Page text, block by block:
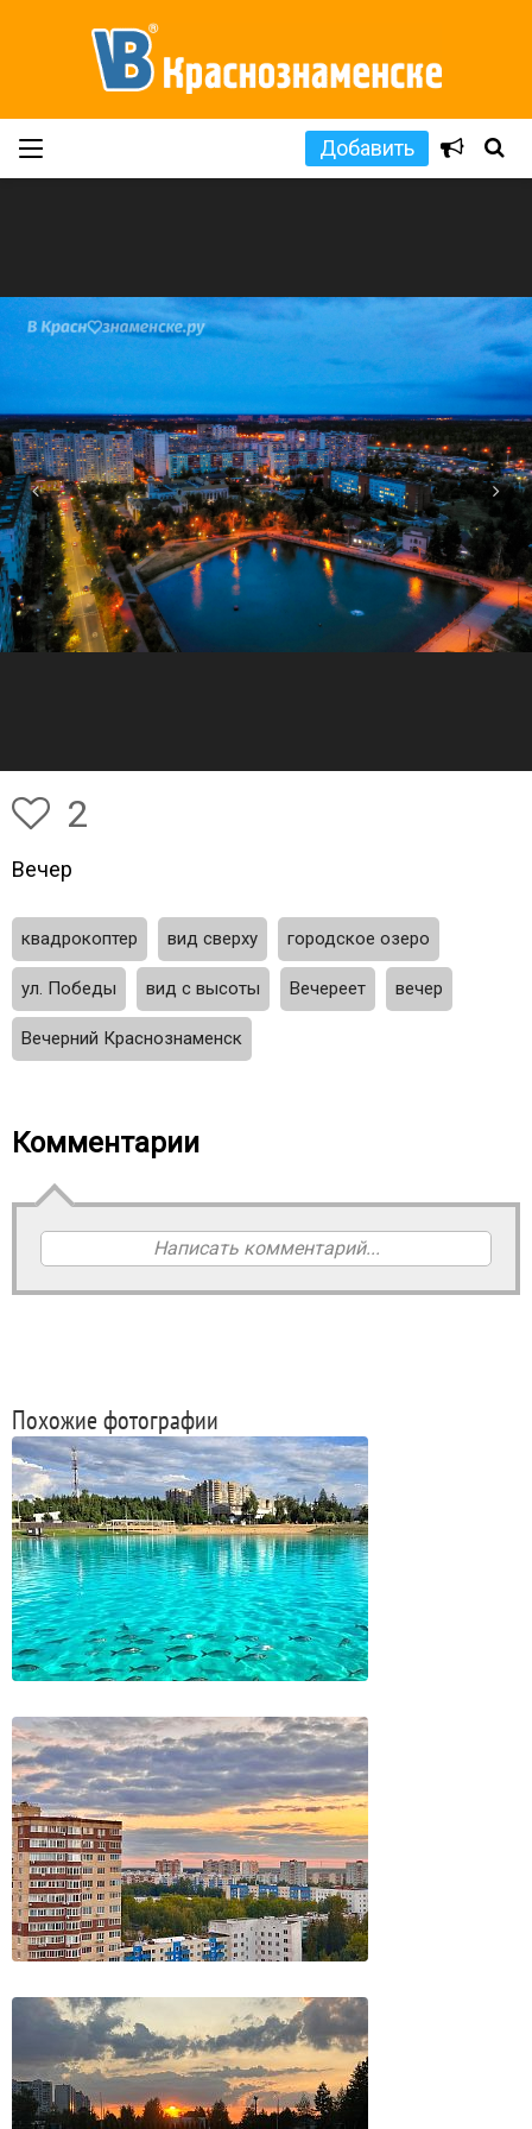
Добавить
2
Вечер
квадрокоптер вид сверху городское озеро
ул. Победы вид с высоты Вечереет вечер
Вечерний Краснознаменск
Комментарии
Написать комментарий...
Похожие фотографии